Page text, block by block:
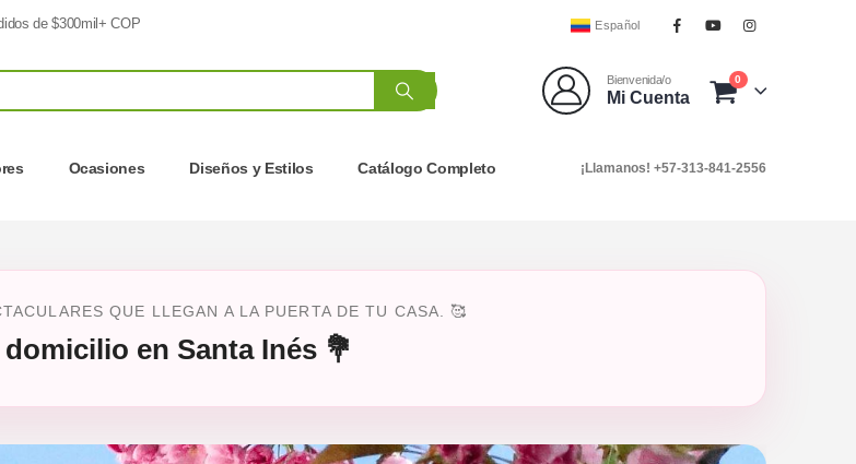
de $300mil+ COP Español
Bienvenida/o
Mi Cuenta
0
Ocasiones Diseños y Estilos Catálogo Completo ¡Llamanos! +57-313-841-2556
QUE LLEGAN A LA PUERTA DE TU CASA. 🥰
en Santa Inés 💐